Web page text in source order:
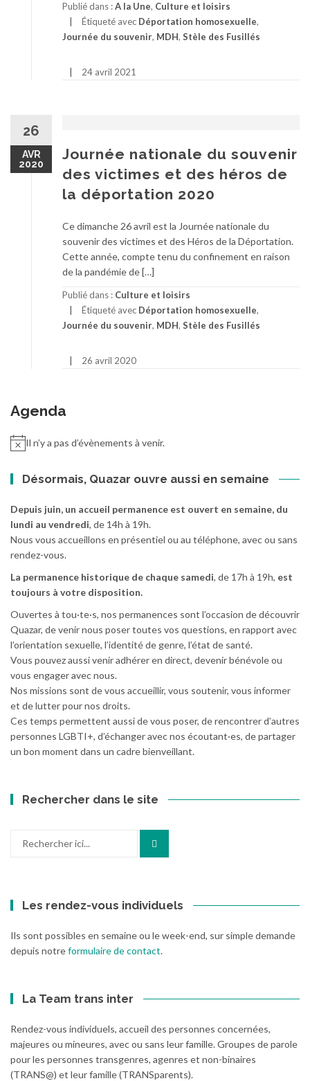
Publié dans :A la Une, Culture et loisirs
Étiqueté avec Déportation homosexuelle,
Journée du souvenir, MDH, Stèle des Fusillés
24 avril 2021
26
AVR
2020
Journée nationale du souvenir
des victimes et des héros de
la déportation 2020
Ce dimanche 26 avril est la Journée nationale du
souvenir des victimes et des Héros de la Déportation.
Cette année, compte tenu du confinement en raison
de la pandémie de […]
Publié dans : Culture et loisirs
Étiqueté avec Déportation homosexuelle,
Journée du souvenir, MDH, Stèle des Fusillés
26 avril 2020
Agenda
Il n’y a pas d’évènements à venir.
Désormais, Quazar ouvre aussi en semaine
Depuis juin, un accueil permanence est ouvert en semaine, du
lundi au vendredi, de 14h à 19h.
Nous vous accueillons en présentiel ou au téléphone, avec ou sans
rendez-vous.
La permanence historique de chaque samedi, de 17h à 19h, est
toujours à votre disposition.
Ouvertes à tou·te·s, nos permanences sont l’occasion de découvrir
Quazar, de venir nous poser toutes vos questions, en rapport avec
l’orientation sexuelle, l’identité de genre, l’état de santé.
Vous pouvez aussi venir adhérer en direct, devenir bénévole ou
vous engager avec nous.
Nos missions sont de vous accueillir, vous soutenir, vous informer
et de lutter pour nos droits.
Ces temps permettent aussi de vous poser, de rencontrer d’autres
personnes LGBTI+, d’échanger avec nos écoutant·es, de partager
un bon moment dans un cadre bienveillant.
Rechercher dans le site
Les rendez-vous individuels
Ils sont possibles en semaine ou le week-end, sur simple demande
depuis notreformulaire de contact.
La Team trans inter
Rendez-vous individuels, accueil des personnes concernées,
majeures ou mineures, avec ou sans leur famille. Groupes de parole
pour les personnes transgenres, agenres et non-binaires
(TRANS@) et leur famille (TRANSparents).